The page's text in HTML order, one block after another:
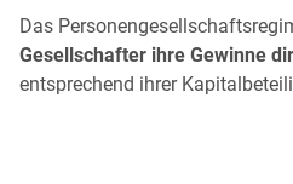
Das
Gesellschafter ihre Gewinne
entsprechend ihrer